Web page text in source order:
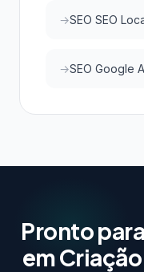
SEO SEO
SEO Google
Pronto
em